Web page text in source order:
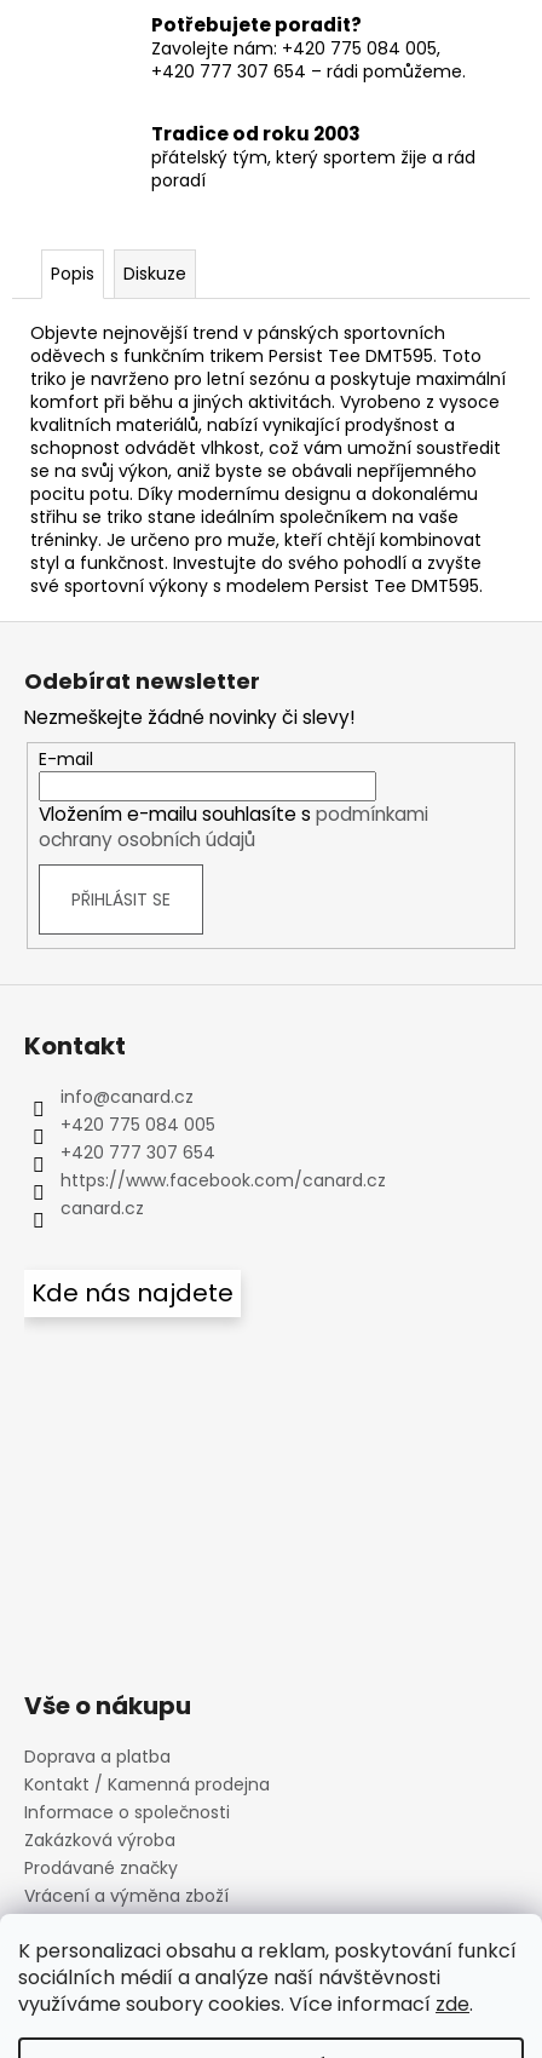
K personalizaci obsahu a reklam, poskytování funkcí
sociálních médií a analýze naší návštěvnosti
využíváme soubory cookies. Více informací zde.
Potřebujete poradit?
Zavolejte nám: +420 775 084 005,
+420 777 307 654 – rádi pomůžeme.
Tradice od roku 2003
přátelský tým, který sportem žije a rád
poradí
Popis Diskuze
Objevte nejnovější trend v pánských sportovních
oděvech s funkčním trikem Persist Tee DMT595. Toto
triko je navrženo pro letní sezónu a poskytuje maximální
komfort při běhu a jiných aktivitách. Vyrobeno z vysoce
kvalitních materiálů, nabízí vynikající prodyšnost a
schopnost odvádět vlhkost, což vám umožní soustředit
se na svůj výkon, aniž byste se obávali nepříjemného
pocitu potu. Díky modernímu designu a dokonalému
střihu se triko stane ideálním společníkem na vaše
tréninky. Je určeno pro muže, kteří chtějí kombinovat
styl a funkčnost. Investujte do svého pohodlí a zvyšte
své sportovní výkony s modelem Persist Tee DMT595.
Z
Odebírat newsletter
Nezmeškejte žádné novinky či slevy!
E-mail
Vložením e-mailu souhlasíte s podmínkami
ochrany osobních údajů
PŘIHLÁSIT SE
Kontakt
info@canard.cz
+420 775 084 005
+420 777 307 654
https://www.facebook.com/canard.cz
canard.cz
Kde nás najdete
Vše o nákupu
Doprava a platba
Kontakt / Kamenná prodejna
Informace o společnosti
Zakázková výroba
Prodávané značky
Vrácení a výměna zboží
Informace o souborech cookies
Reklamační řád
Obchodní podmínky